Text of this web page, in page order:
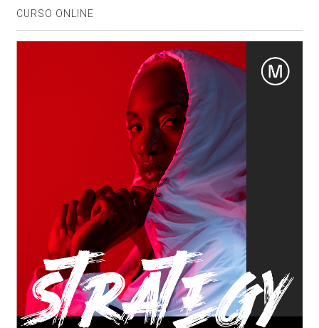
CURSO ONLINE